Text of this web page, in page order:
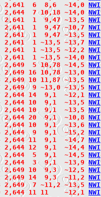
2,641  6  8,6  ~14,0 NWI
2,644  7 10,18 ~14,0 NWI
1  9,47 ~13,5 NWI
2,641  1  9,47 ~10,7 NWI
2,641  1  9,47 ~13,5 NWI
1 ~13,5 ~13,7 NWI
1 ~13,5 ~12,2 NWI
1 ~13,5 ~14,0 NWI
2,649  5 10,78 ~14,5 NWI
2,649 16 10,78 ~13,0 NWI
2,649 10 11,87 ~13,5 NWI
2,649  9 ~13,0 ~13,5 NWI
2,644 14  9,1  ~12,1 NWI
2,644 10  9,1  ~13,5 NWI
2,644 10  9,1  ~13,5 NWI
2,644 20  9,1  ~10,8 NWI
2,644 10  9,1  ~13,6 NWI
2,644  9  9,1  ~15,2 NWI
2,644 11  9,1  ~14,7 NWI
2,644 12  9,1  ~14,4 NWI
2,644  5  9,1  ~14,5 NWI
2,644  3  9,1  ~13,9 NWI
2,649 10  9,3  ~12,5 NWI
2,649 14  9,3  ~11,2 NWI
2,649  7 ~11,2 ~13,5 NWI
2,644 11 11    ~12,1 NWI